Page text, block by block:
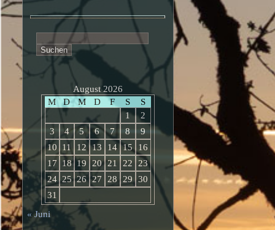
nach:
August 2026
M
D M D F S
S
1
2
3
4 5 6 7 8
9
10
11 12 13 14 15
16
17
18 19 20 21 22
23
24 25 26 27 28 29
30
31
« Juni